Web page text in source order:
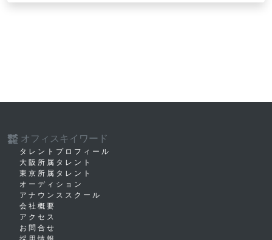
株式
会社 オフィスキイワード
タレントプロフィール
大阪所属タレント
東京所属タレント
オーディション
アナウンススクール
会社概要
アクセス
お問合せ
採用情報